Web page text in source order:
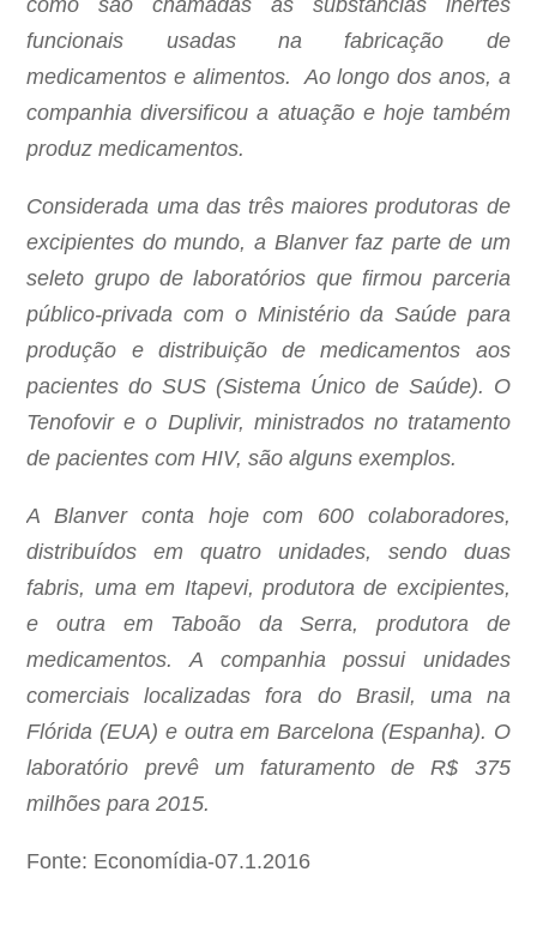
como são chamadas as substâncias inertes
funcionais usadas na fabricação de
medicamentos e alimentos.Ao longo dos anos, a
companhia diversificou a atuação e hoje também
produz medicamentos.
Considerada uma das três maiores produtoras de
excipientes do mundo, a Blanver faz parte de um
seleto grupo de laboratórios que firmou parceria
público-privada com o Ministério da Saúde para
produção e distribuição de medicamentos aos
pacientes do SUS (Sistema Único de Saúde). O
Tenofovir e o Duplivir, ministrados no tratamento
de pacientes com HIV, são alguns exemplos.
A Blanver conta hoje com 600 colaboradores,
distribuídos em quatro unidades, sendo duas
fabris, uma em Itapevi, produtora de excipientes,
e outra em Taboão da Serra, produtora de
medicamentos. A companhia possui unidades
comerciais localizadas fora do Brasil, uma na
Flórida (EUA) e outra em Barcelona (Espanha). O
laboratório prevê um faturamento de R$ 375
milhões para 2015.
Fonte: Economídia-07.1.2016